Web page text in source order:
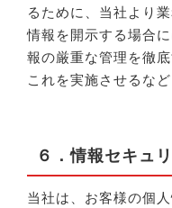
るために、当社より
情報を開示する場合
報の厳重な管理を徹
これを実施させるな
６．情報セキュ
当社は、お客様の個